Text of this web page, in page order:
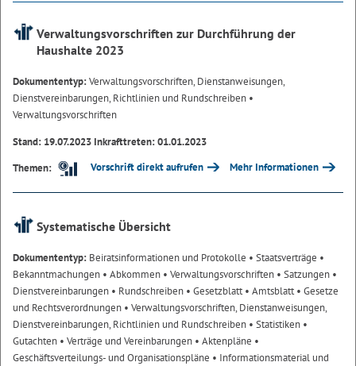
Verwaltungsvorschriften zur Durchführung der
Haushalte 2023
Dokumententyp:Verwaltungsvorschriften, Dienstanweisungen,
Dienstvereinbarungen, Richtlinien und Rundschreiben •
Verwaltungsvorschriften
Stand: 19.07.2023 Inkrafttreten: 01.01.2023
Themen:
Vorschrift direkt aufrufen Mehr Informationen
Systematische Übersicht
Dokumententyp: Beiratsinformationen und Protokolle • Staatsverträge •
Bekanntmachungen • Abkommen • Verwaltungsvorschriften • Satzungen •
Dienstvereinbarungen • Rundschreiben • Gesetzblatt• Amtsblatt• Gesetze
und Rechtsverordnungen • Verwaltungsvorschriften, Dienstanweisungen,
Dienstvereinbarungen, Richtlinien und Rundschreiben • Statistiken •
Gutachten • Verträge und Vereinbarungen • Aktenpläne •
Geschäftsverteilungs- und Organisationspläne • Informationsmaterial und